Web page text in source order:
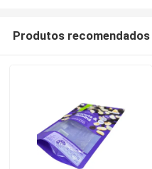
Produtos recomendados